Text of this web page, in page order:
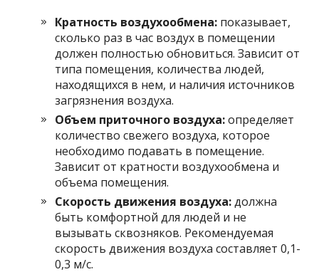
Кратность воздухообмена: показывает,
сколько раз в час воздух в помещении
должен полностью обновиться. Зависит от
типа помещения, количества людей,
находящихся в нем, и наличия источников
загрязнения воздуха.
Объем приточного воздуха:определяет
количество свежего воздуха, которое
необходимо подавать в помещение.
Зависит от кратности воздухообмена и
объема помещения.
Скорость движения воздуха:должна
быть комфортной для людей и не
вызывать сквозняков. Рекомендуемая
скорость движения воздуха составляет 0,1-
0,3 м/с.